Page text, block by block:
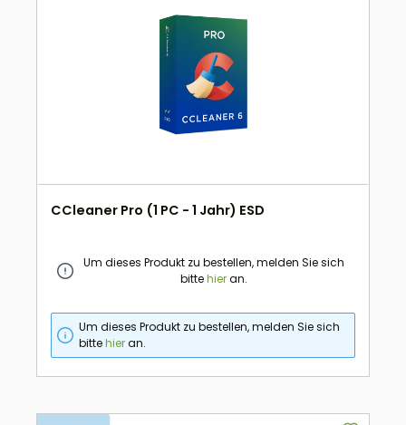
CCleaner Pro (1 PC - 1 Jahr) ESD
Um dieses Produkt zu bestellen, melden Sie sich
bittehieran.
Um dieses Produkt zu bestellen, melden Sie sich
bittehieran.